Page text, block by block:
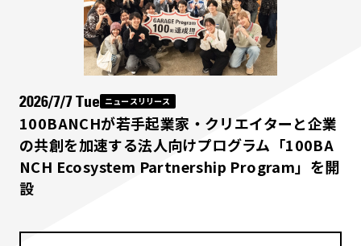
2026/7/7 Tue ニュースリリース
100BANCHが若手起業家・クリエイターと企業
の共創を加速する法人向けプログラム「100BA
NCH Ecosystem Partnership Program」を開
設